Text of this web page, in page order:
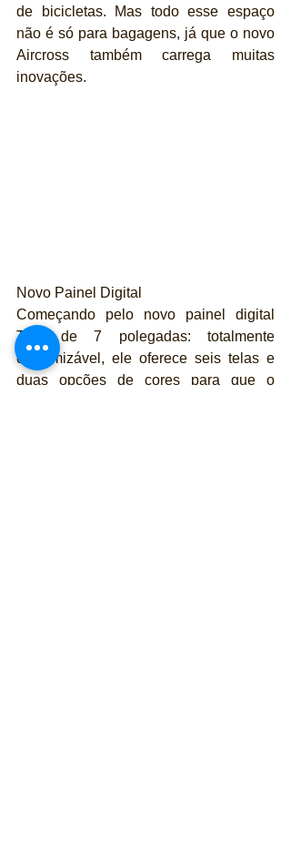
de bicicletas. Mas todo esse espaço
não é só para bagagens, já que o novo
Aircross também carrega muitas
inovações.
Novo Painel Digital
Começando pelo novo painel digital
TFT de 7 polegadas: totalmente
customizável, ele oferece seis telas e
duas opções de cores para que o